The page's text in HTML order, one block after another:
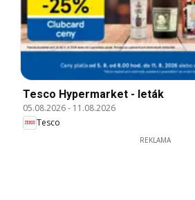
Tesco Hypermarket - leták
05.08.2026- 11.08.2026
Tesco
REKLAMA